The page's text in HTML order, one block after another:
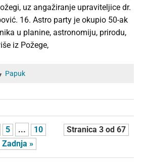
uz angažiranje upraviteljice dr.
16. Astro party je okupio 50-ak
u planine, astronomiju, prirodu,
iz Požege,
Papuk
Stranica 3 od 67
5 ...
10
Zadnja »